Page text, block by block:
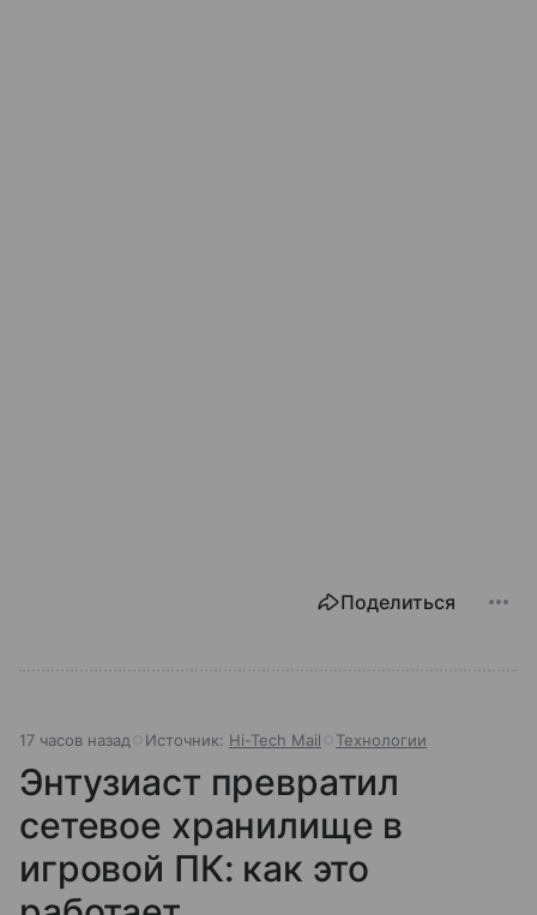
Поделиться
17 часов назад Источник: Hi-Tech Mail Технологии
Энтузиаст превратил
сетевое хранилище в
игровой ПК: как это